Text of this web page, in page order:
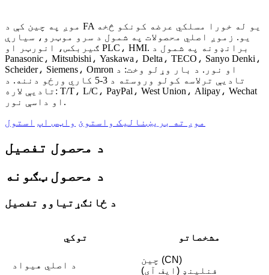
موږ په چین کې د FA یو له خورا مسلکي عرضه کونکو څخه
یو. زموږ اصلي محصولات په شمول د سرو موټرو، سیارې
ګیربکس، انورټر او PLC، HMI. برانډونه په شمول د
Panasonic، Mitsubishi، Yaskawa، Delta، TECO، Sanyo Denki،
Scheider، Siemens، Omron او نور. د بار وړلو وخت: د
تادیې ترلاسه کولو وروسته د 3-5 کاري ورځو دننه. د
تادیې لاره: T/T، L/C، PayPal، West Union، Alipay، Wechat
او داسې نور.
موږ ته بریښنالیک واستوئ واټس اپ استول
د محصول تفصیل
د محصول ټګونه
د ځانګړتیاوو تفصیل
توکي مشخصاتو
د اصلي هیواد
چین (CN)
فنلینډ (ایف آی)